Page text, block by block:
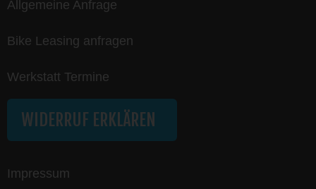
Allgemeine Anfrage
Bike Leasing anfragen
Werkstatt Termine
WIDERRUF ERKLÄREN
Impressum